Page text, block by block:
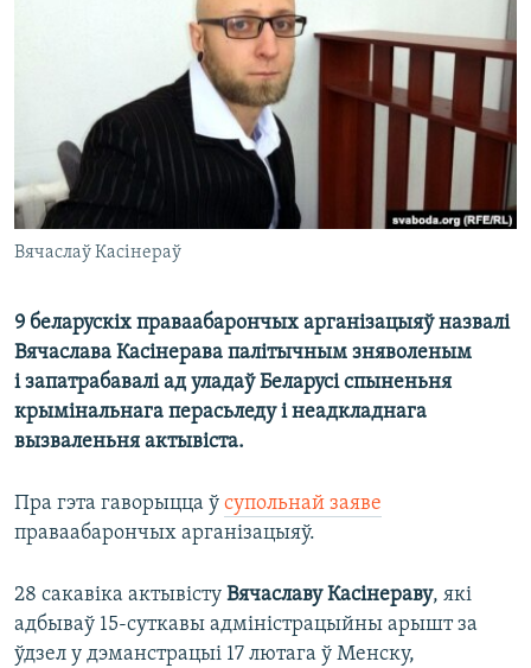
Вячаслаў Касінераў
9 беларускіх праваабарончых арганізацыяў назвалі
Вячаслава Касінерава палітычным зняволеным
і запатрабавалі ад уладаў Беларусі спыненьня
крымінальнага перасьледу і неадкладнага
вызваленьня актывіста.
Пра гэта гаворыцца ў супольнай заяве
праваабарончых арганізацыяў.
28 сакавіка актывісту Вячаславу Касінераву, які
адбываў 15-суткавы адміністрацыйны арышт за
ўдзел у дэманстрацыі 17 лютага ў Менску,